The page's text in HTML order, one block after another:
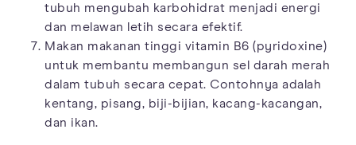
tubuh mengubah karbohidrat menjadi energi
dan melawan letih secara efektif.
Makan makanan tinggi vitamin B6 (pyridoxine)
untuk membantu membangun sel darah merah
dalam tubuh secara cepat. Contohnya adalah
kentang, pisang, biji-bijian, kacang-kacangan,
dan ikan.